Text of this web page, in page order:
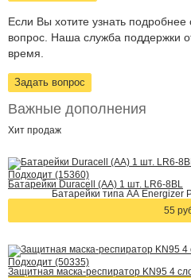
Если Вы хотите узнать
вопрос. Наша служба поддержки
время.
Задать вопрос
Важные дополнения
Хит продаж
Подходит (15360)
Батарейки Duracell (АА) 1 шт. LR6-8BL
Батарейки типа АА Energizer
55
Подходит (50335)
Защитная маска-респиратор KN95 4